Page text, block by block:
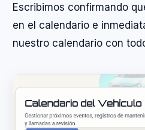
Escribimos confirmando
en el calendario e
nuestro calendario con